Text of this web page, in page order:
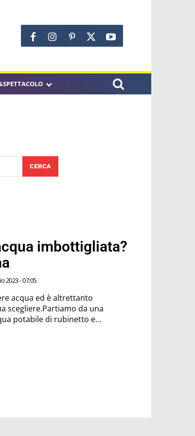
CERCA
imbottigliata?
2023 - 07:05
acqua ed è altrettanto
scegliere.Partiamo da una
potabile di rubinetto e...